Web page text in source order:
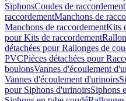
SiphonsCoudes de raccordement
raccordementManchons de
Manchons de raccordementKits
pour Kits de raccordement
détachées pour Rallonges de
PVCPièces détachées pour
boulonsVannes d'écoulement
Vannes d'écoulement d'urinoirs
pour Siphons d'urinoirsSiphons